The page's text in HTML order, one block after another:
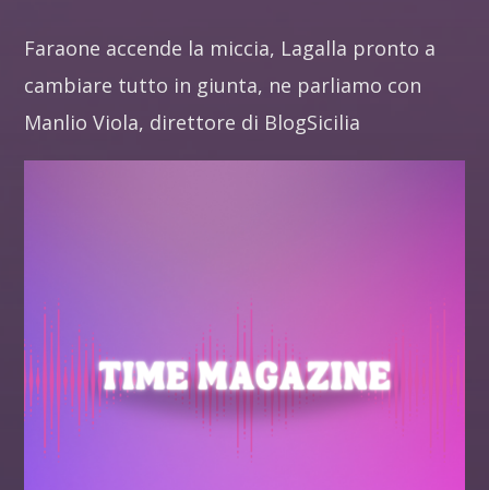
Faraone accende la miccia, Lagalla pronto a
cambiare tutto in giunta, ne parliamo con
Manlio Viola, direttore di BlogSicilia